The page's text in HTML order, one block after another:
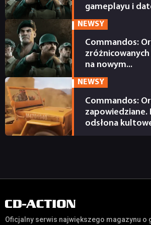
gameplayu i
NEWSY
Commandos:
na nowym...
NEWSY
Commandos:
zapowiedziane.
odsłona
Oficjalny serwis największego magazynu o